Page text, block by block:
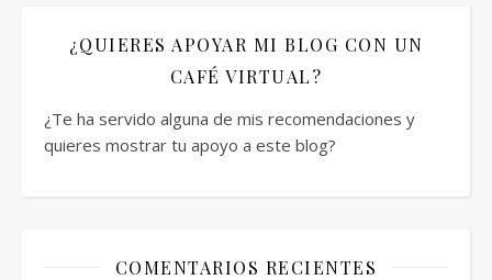
¿QUIERES APOYAR MI BLOG CON UN
CAFÉ VIRTUAL?
¿Te ha servido alguna de mis recomendaciones y
quieres mostrar tu apoyo a este blog?
COMENTARIOS RECIENTES